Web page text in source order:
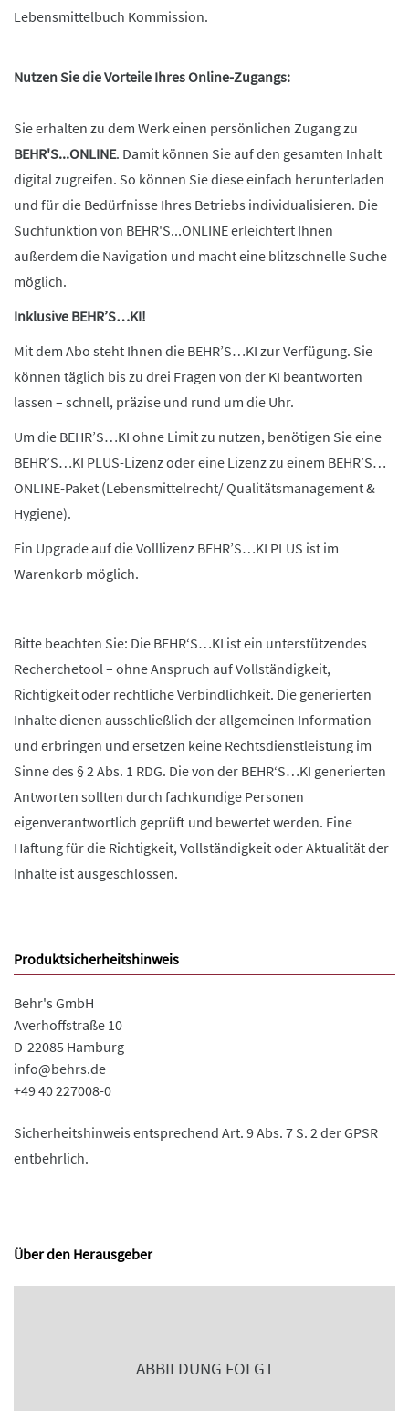
Lebensmittelbuch Kommission.
Nutzen Sie die Vorteile Ihres Online-Zugangs:
Sie erhalten zu dem Werk einen persönlichen Zugang zu
BEHR'S...ONLINE. Damit können Sie auf den gesamten Inhalt
digital zugreifen. So können Sie diese einfach herunterladen
und für die Bedürfnisse Ihres Betriebs individualisieren. Die
Suchfunktion von BEHR'S...ONLINE erleichtert Ihnen
außerdem die Navigation und macht eine blitzschnelle Suche
möglich.
Inklusive BEHR’S…KI!
Mit dem Abo steht Ihnen die BEHR’S…KI zur Verfügung. Sie
können täglich bis zu drei Fragen von der KI beantworten
lassen – schnell, präzise und rund um die Uhr.
Um die BEHR’S…KI ohne Limit zu nutzen, benötigen Sie eine
BEHR’S…KI PLUS-Lizenz oder eine Lizenz zu einem BEHR’S…
ONLINE-Paket (Lebensmittelrecht/ Qualitätsmanagement &
Hygiene).
Ein Upgrade auf die Volllizenz BEHR’S…KI PLUS ist im
Warenkorb möglich.
Bitte beachten Sie: Die BEHR‘S…KI ist ein unterstützendes
Recherchetool – ohne Anspruch auf Vollständigkeit,
Richtigkeit oder rechtliche Verbindlichkeit. Die generierten
Inhalte dienen ausschließlich der allgemeinen Information
und erbringen und ersetzen keine Rechtsdienstleistung im
Sinne des § 2 Abs. 1 RDG. Die von der BEHR‘S…KI generierten
Antworten sollten durch fachkundige Personen
eigenverantwortlich geprüft und bewertet werden. Eine
Haftung für die Richtigkeit, Vollständigkeit oder Aktualität der
Inhalte ist ausgeschlossen.
Produktsicherheitshinweis
Behr's GmbH
Averhoffstraße 10
D-22085 Hamburg
info@behrs.de
+49 40 227008-0
Sicherheitshinweis entsprechend Art. 9 Abs. 7 S. 2 der GPSR
entbehrlich.
Über den Herausgeber
ABBILDUNG FOLGT